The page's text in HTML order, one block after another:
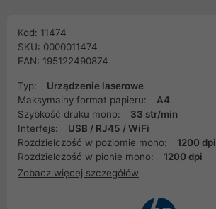
Kod: 11474
SKU: 0000011474
EAN: 195122490874
Typ:
Urządzenie laserowe
Maksymalny format papieru:
A4
Szybkość druku mono:
33 str/min
Interfejs:
USB / RJ45 / WiFi
Rozdzielczość w poziomie mono:
1200 dpi
Rozdzielczość w pionie mono:
1200 dpi
Zobacz więcej szczegółów